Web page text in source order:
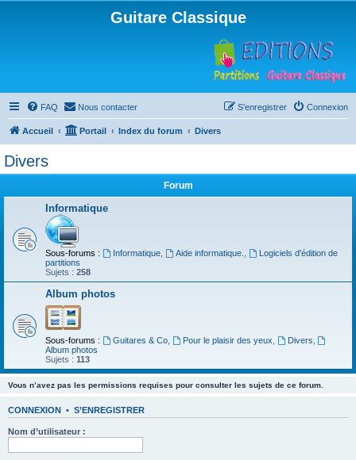
Guitare Classique
FAQ Nous contacter Connexion
S’enregistrer
Accueil Portail Index du forum Divers
Divers
Forum
Informatique
Sous-forums : Informatique, Aide informatique.
Logiciels d'édition de
partitions
Sujets : 258
Album photos
Sous-forums : Guitares & Co, Pour le plaisir des yeux Divers
Album photos
Sujets : 113
Vous n’avez pas les permissions requises pour consulter les sujets de ce forum.
CONNEXION • S’ENREGISTRER
Nom d’utilisateur :